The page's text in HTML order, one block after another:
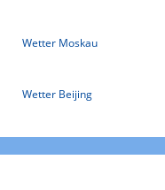
Wetter Moskau
Wetter Beijing